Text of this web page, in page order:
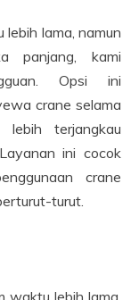
lama, namun
panjang, kami
Opsi ini
crane selama
terjangkau
ini cocok
crane
turut.
waktu lebih lama,